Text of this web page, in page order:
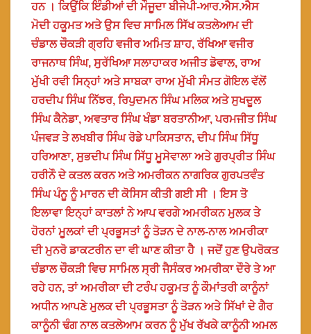
ਹਨ । ਕਿਉਂਕਿ ਇੰਡੀਆਂ ਦੀ ਮੌਜੂਦਾ ਬੀਜੇਪੀ-ਆਰ.ਐਸ.ਐਸ
ਮੋਦੀ ਹਕੂਮਤ ਅਤੇ ਉਸ ਵਿਚ ਸਾਮਿਲ ਸਿੱਖ ਕਤਲੇਆਮ ਦੀ
ਚੰਡਾਲ ਚੌਕੜੀ ਗ੍ਰਹਿ ਵਜੀਰ ਅਮਿਤ ਸ਼ਾਹ, ਰੱਖਿਆ ਵਜੀਰ
ਰਾਜਨਾਥ ਸਿੰਘ, ਸੁਰੱਖਿਆ ਸਲਾਹਾਕਰ ਅਜੀਤ ਡੋਵਾਲ, ਰਾਅ
ਮੁੱਖੀ ਰਵੀ ਸਿਨ੍ਹਾਂ ਅਤੇ ਸਾਬਕਾ ਰਾਅ ਮੁੱਖੀ ਸੰਮਤ ਗੋਇਲ ਵੱਲੋਂ
ਹਰਦੀਪ ਸਿੰਘ ਨਿੱਝਰ, ਰਿਪੁਦਮਨ ਸਿੰਘ ਮਲਿਕ ਅਤੇ ਸੁਖਦੂਲ
ਸਿੰਘ ਕੈਨੇਡਾ, ਅਵਤਾਰ ਸਿੰਘ ਖੰਡਾ ਬਰਤਾਨੀਆ, ਪਰਮਜੀਤ ਸਿੰਘ
ਪੰਜਵੜ ਤੇ ਲਖਬੀਰ ਸਿੰਘ ਰੋਡੇ ਪਾਕਿਸਤਾਨ, ਦੀਪ ਸਿੰਘ ਸਿੱਧੂ
ਹਰਿਆਣਾ, ਸੁਭਦੀਪ ਸਿੰਘ ਸਿੱਧੂ ਮੂਸੇਵਾਲਾ ਅਤੇ ਗੁਰਪ੍ਰੀਤ ਸਿੰਘ
ਹਰੀਨੌ ਦੇ ਕਤਲ ਕਰਨ ਅਤੇ ਅਮਰੀਕਨ ਨਾਗਰਿਕ ਗੁਰਪਤਵੰਤ
ਸਿੰਘ ਪੰਨੂ ਨੂੰ ਮਾਰਨ ਦੀ ਕੋਸਿਸ ਕੀਤੀ ਗਈ ਸੀ । ਇਸ ਤੋ
ਇਲਾਵਾ ਇਨ੍ਹਾਂ ਕਾਤਲਾਂ ਨੇ ਆਪ ਵਰਗੇ ਅਮਰੀਕਨ ਮੁਲਕ ਤੇ
ਹੋਰਨਾਂ ਮੂਲਕਾਂ ਦੀ ਪ੍ਰਭੂਸਤਾਂ ਨੂੰ ਤੋੜਨ ਦੇ ਨਾਲ-ਨਾਲ ਅਮਰੀਕਾ
ਦੀ ਮੁਨਰੋ ਡਾਕਟਰੀਨ ਦਾ ਵੀ ਘਾਣ ਕੀਤਾ ਹੈ । ਜਦੋਂ ਹੁਣ ਉਪਰੋਕਤ
ਚੰਡਾਲ ਚੌਕੜੀ ਵਿਚ ਸਾਮਿਲ ਸ੍ਰੀ ਜੈਸੰਕਰ ਅਮਰੀਕਾ ਦੌਰੇ ਤੇ ਆ
ਰਹੇ ਹਨ, ਤਾਂ ਅਮਰੀਕਾ ਦੀ ਟਰੰਪ ਹਕੂਮਤ ਨੂੰ ਕੌਮਾਂਤਰੀ ਕਾਨੂੰਨਾਂ
ਅਧੀਨ ਆਪਣੇ ਮੁਲਕ ਦੀ ਪ੍ਰਭੂਸਤਾ ਨੂੰ ਤੋੜਨ ਅਤੇ ਸਿੱਖਾਂ ਦੇ ਗੈਰ
ਕਾਨੂੰਨੀ ਢੰਗ ਨਾਲ ਕਤਲੇਆਮ ਕਰਨ ਨੂੰ ਮੁੱਖ ਰੱਖਕੇ ਕਾਨੂੰਨੀ ਅਮਲ